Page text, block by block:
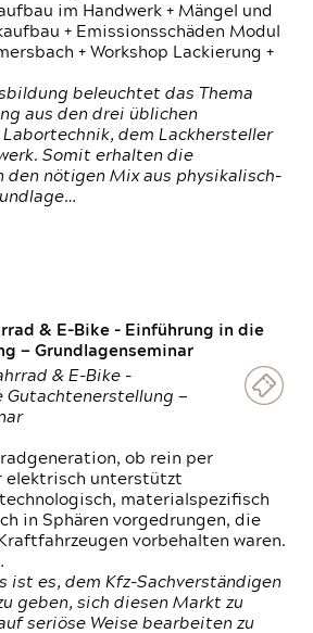
im Handwerk + Mängel und
+ Emissionsschäden Modul
+ Workshop Lackierung +
beleuchtet das Thema
aus den drei üblichen
Labortechnik, dem Lackhersteller
Somit erhalten die
den nötigen Mix aus physikalisch-
& E-Bike - Einführung in die
— Grundlagenseminar
& E-Bike -
Gutachtenerstellung —
ob rein per
elektrisch unterstützt
materialspezifisch
in Sphären vorgedrungen, die
vorbehalten waren.
ist es, dem Kfz-Sachverständigen
geben, sich diesen Markt zu
seriöse Weise bearbeiten zu